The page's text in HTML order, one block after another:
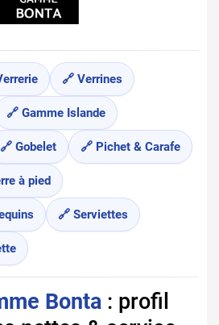
🔗 Verrines
🔗 Gamme Islande
🔗 Gobelet 🔗 Pichet & Carafe
à pied
🔗 Serviettes
Bonta : profil